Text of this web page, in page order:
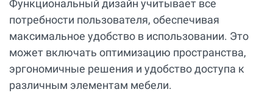
Функциональный дизайн учитывает все
потребности пользователя, обеспечивая
максимальное удобство в использовании. Это
может включать оптимизацию пространства,
эргономичные решения и удобство доступа к
различным элементам мебели.